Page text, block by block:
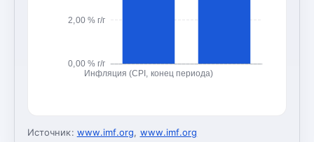
0,00 % г/г
2,00 % г/г
Инфляция (CPI, конец периода)
Источник: www.imf.org, www.imf.org